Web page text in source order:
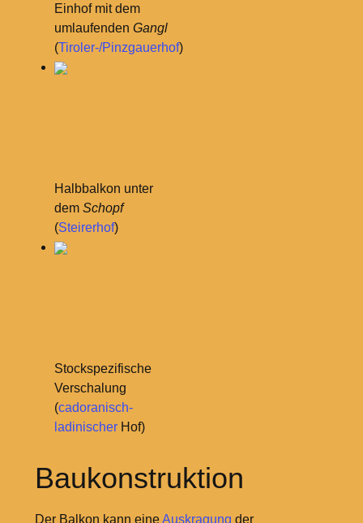
Einhof mit dem
umlaufenden Gangl
(Tiroler-/Pinzgauerhof)
Halbbalkon unter
dem Schopf
(Steirerhof)
Stockspezifische
Verschalung
(cadoranisch-
ladinischerHof)
Baukonstruktion
Der Balkon kann eineAuskragung der